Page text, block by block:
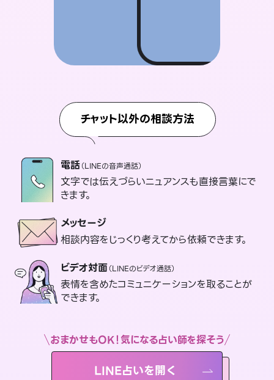
チャット以外の相談方法
電話（LINEの音声通話）
文字では伝えづらいニュアンスも直接言葉にで
きます。
メッセージ
相談内容をじっくり考えてから依頼できます。
ビデオ対面（LINEのビデオ通話）
表情を含めたコミュニケーションを取ることが
できます。
おまかせもOK！気になる占い師を探そう
LINE占いを開く